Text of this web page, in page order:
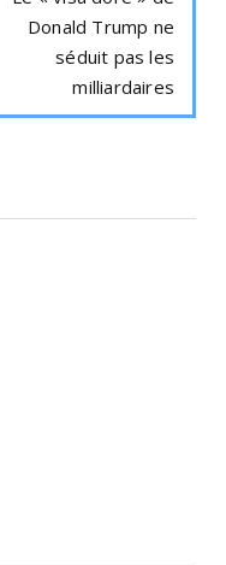
Donald Trump ne
séduit pas les
milliardaires